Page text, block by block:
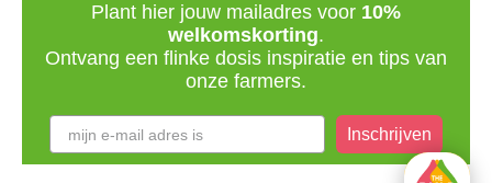
Plant hier jouw mailadres voor 10%
welkomskorting.
Ontvang een flinke dosis inspiratie en tips van
onze farmers.
Inschrijven